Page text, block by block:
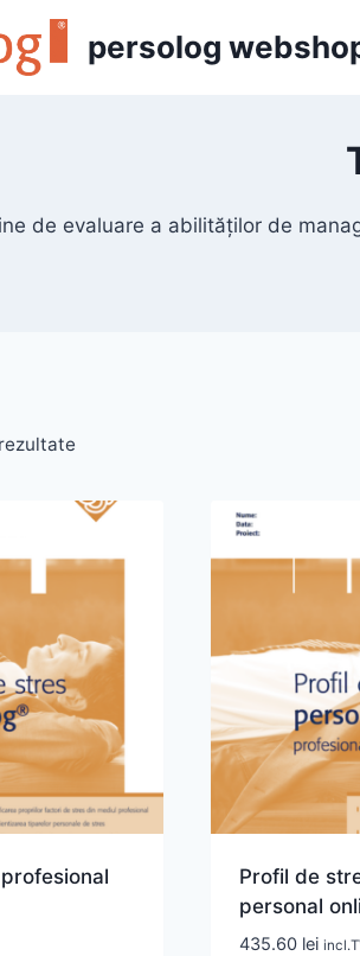
persolog
de evaluare a abilităților de
Profil de
personal
435.60 lei